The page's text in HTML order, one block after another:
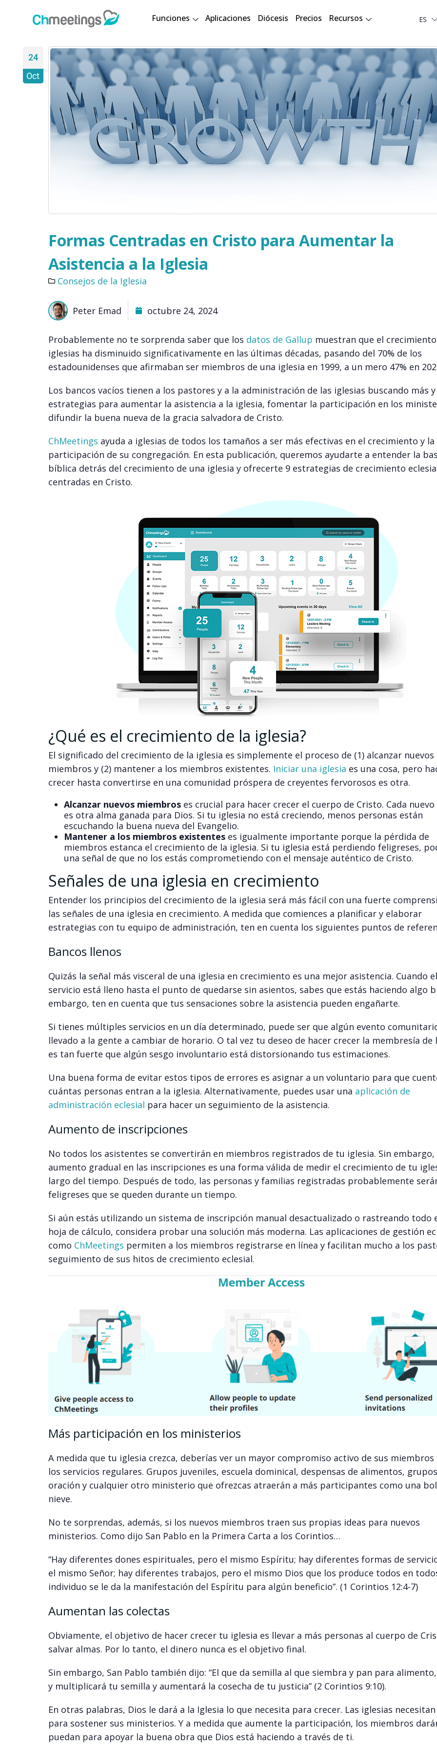
Funciones Aplicaciones Diócesis Precios Recursos ES
24
Oct
Formas Centradas en Cristo para Aumentar la
Asistencia a la Iglesia
Consejos de la Iglesia
Peter Emad octubre 24, 2024
Probablemente no te sorprenda saber que los datos de Gallup muestran que el
iglesias ha disminuido significativamente en las últimas décadas, pasando del 70% de los
estadounidenses que afirmaban ser miembros de una iglesia en 1999, a un mero 47% en
Los bancos vacíos tienen a los pastores y a la administración de las iglesias buscando más
estrategias para aumentar la asistencia a la iglesia, fomentar la participación en los
difundir la buena nueva de la gracia salvadora de Cristo.
ChMeetings ayuda a iglesias de todos los tamaños a ser más efectivas en el crecimiento y la
participación de su congregación. En esta publicación, queremos ayudarte a entender la
bíblica detrás del crecimiento de una iglesia y ofrecerte 9 estrategias de crecimiento
centradas en Cristo.
¿Qué es el crecimiento de la iglesia?
El significado del crecimiento de la iglesia es simplemente el proceso de (1) alcanzar nuevos
miembros y (2) mantener a los miembros existentes. Iniciar una iglesia es una cosa, pero
crecer hasta convertirse en una comunidad próspera de creyentes fervorosos es otra.
Alcanzar nuevos miembroses crucial para hacer crecer el cuerpo de Cristo. Cada
es otra alma ganada para Dios. Si tu iglesia no está creciendo, menos personas están
escuchando la buena nueva del Evangelio.
Mantener a los miembros existenteses igualmente importante porque la pérdida de
miembros estanca el crecimiento de la iglesia. Si tu iglesia está perdiendo feligreses,
una señal de que no los estás comprometiendo con el mensaje auténtico de Cristo.
Señales de una iglesia en crecimiento
Entender los principios del crecimiento de la iglesia será más fácil con una fuerte
las señales de una iglesia en crecimiento. A medida que comiences a planificar y elaborar
estrategias con tu equipo de administración, ten en cuenta los siguientes puntos de
Bancos llenos
Quizás la señal más visceral de una iglesia en crecimiento es una mejor asistencia. Cuando el
servicio está lleno hasta el punto de quedarse sin asientos, sabes que estás haciendo algo
embargo, ten en cuenta que tus sensaciones sobre la asistencia pueden engañarte.
Si tienes múltiples servicios en un día determinado, puede ser que algún evento
llevado a la gente a cambiar de horario. O tal vez tu deseo de hacer crecer la membresía de
es tan fuerte que algún sesgo involuntario está distorsionando tus estimaciones.
Una buena forma de evitar estos tipos de errores es asignar a un voluntario para que
cuántas personas entran a la iglesia. Alternativamente, puedes usar una aplicación de
administración eclesial para hacer un seguimiento de la asistencia.
Aumento de inscripciones
No todos los asistentes se convertirán en miembros registrados de tu iglesia. Sin embargo,
aumento gradual en las inscripciones es una forma válida de medir el crecimiento de tu
largo del tiempo. Después de todo, las personas y familias registradas probablemente
feligreses que se queden durante un tiempo.
Si aún estás utilizando un sistema de inscripción manual desactualizado o rastreando todo
hoja de cálculo, considera probar una solución más moderna. Las aplicaciones de gestión
como ChMeetings permiten a los miembros registrarse en línea y facilitan mucho a los
seguimiento de sus hitos de crecimiento eclesial.
Más participación en los ministerios
A medida que tu iglesia crezca, deberías ver un mayor compromiso activo de sus miembros
los servicios regulares. Grupos juveniles, escuela dominical, despensas de alimentos,
oración y cualquier otro ministerio que ofrezcas atraerán a más participantes como una
nieve.
No te sorprendas, además, si los nuevos miembros traen sus propias ideas para nuevos
ministerios. Como dijo San Pablo en la Primera Carta a los Corintios…
“Hay diferentes dones espirituales, pero el mismo Espíritu; hay diferentes formas de
el mismo Señor; hay diferentes trabajos, pero el mismo Dios que los produce todos en
individuo se le da la manifestación del Espíritu para algún beneficio”. (1 Corintios 12:4-7)
Aumentan las colectas
Obviamente, el objetivo de hacer crecer tu iglesia es llevar a más personas al cuerpo de
salvar almas. Por lo tanto, el dinero nunca es el objetivo final.
Sin embargo, San Pablo también dijo: “El que da semilla al que siembra y pan para
y multiplicará tu semilla y aumentará la cosecha de tu justicia” (2 Corintios 9:10).
En otras palabras, Dios le dará a la Iglesia lo que necesita para crecer. Las iglesias
para sostener sus ministerios. Y a medida que aumente la participación, los miembros
puedan para apoyar la buena obra que Dios está haciendo a través de ti.